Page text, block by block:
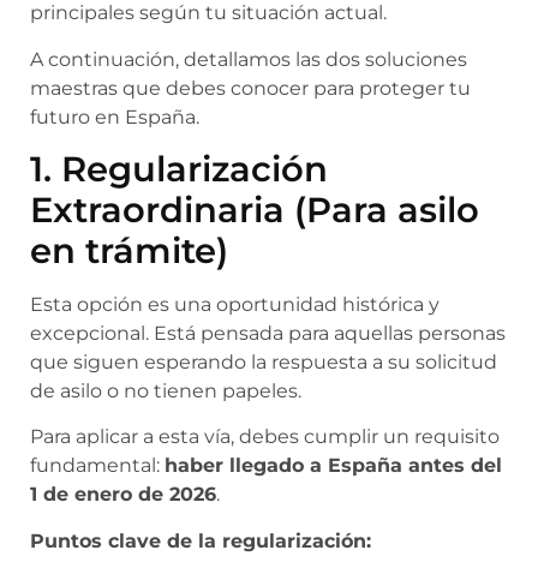
principales según tu situación actual.
A continuación, detallamos las dos soluciones
maestras que debes conocer para proteger tu
futuro en España.
1. Regularización
Extraordinaria (Para asilo
en trámite)
Esta opción es una oportunidad histórica y
excepcional. Está pensada para aquellas personas
que siguen esperando la respuesta a su solicitud
de asilo o no tienen papeles.
Para aplicar a esta vía, debes cumplir un requisito
fundamental: haber llegado a España antes del
1 de enero de 2026.
Puntos clave de la regularización: